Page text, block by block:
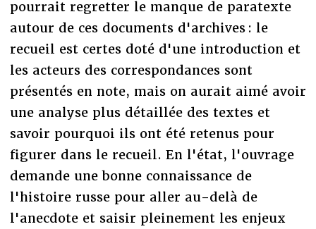
pourrait regretter le manque de paratexte
autour de ces documents d'archives : le
recueil est certes doté d'une introduction et
les acteurs des correspondances sont
présentés en note, mais on aurait aimé avoir
une analyse plus détaillée des textes et
savoir pourquoi ils ont été retenus pour
figurer dans le recueil. En l'état, l'ouvrage
demande une bonne connaissance de
l'histoire russe pour aller au-delà de
l'anecdote et saisir pleinement les enjeux